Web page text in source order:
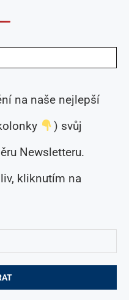
na naše nejlepší
) svůj
Newsletteru.
kliknutím na